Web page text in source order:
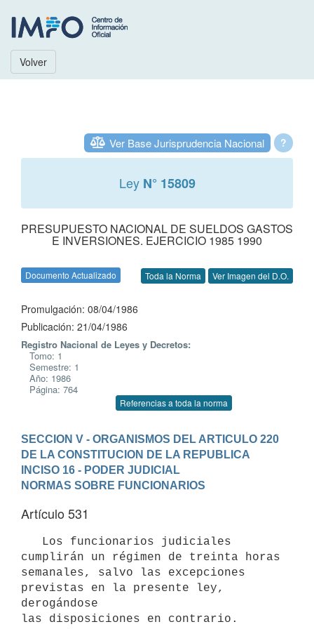
Volver
?
Ver Base Jurisprudencia Nacional
Ley N° 15809
PRESUPUESTO NACIONAL DE SUELDOS GASTOS
E INVERSIONES. EJERCICIO 1985 1990
Documento Actualizado Toda la Norma Ver Imagen del D.O.
Promulgación: 08/04/1986
Publicación: 21/04/1986
Registro Nacional de Leyes y Decretos:
Tomo: 1
Semestre: 1
Año: 1986
Página: 764
Referencias a toda la norma
SECCION V - ORGANISMOS DEL ARTICULO 220
DE LA CONSTITUCION DE LA REPUBLICA
INCISO 16 - PODER JUDICIAL
NORMAS SOBRE FUNCIONARIOS
Artículo 531
cumplirán un régimen de treinta horas
semanales, salvo las excepciones
previstas en la presente ley,
derogándose